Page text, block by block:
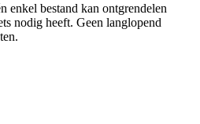
enkel bestand kan ontgrendelen
nodig heeft. Geen langlopend